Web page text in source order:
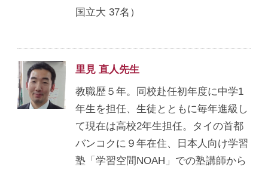
国立大 37名）
里見 直人先生
教職歴５年。同校赴任初年度に中学1
年生を担任、生徒とともに毎年進級し
て現在は高校2年生担任。タイの首都
バンコクに９年在住、日本人向け学習
塾「学習空間NOAH」での塾講師から